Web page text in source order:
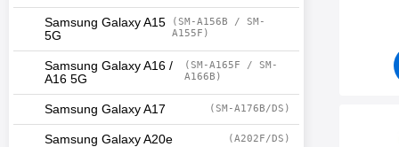
Samsung Galaxy A15
5G
(SM-A156B / SM-
A155F)
Samsung Galaxy A16 /
A16 5G
(SM-A165F / SM-
A166B)
Samsung Galaxy A17 (SM-A176B/DS)
Samsung Galaxy A20e (A202F/DS)
Makera